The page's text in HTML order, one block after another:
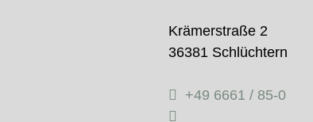
Krämerstraße 2
36381 Schlüchtern
+49 6661 / 85-0